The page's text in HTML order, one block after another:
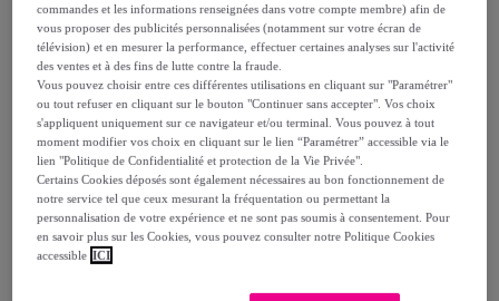
Livraison offerte par la marque
Livraison estimée: entre le12/08
Comment ça marche ?
Détails sur votre produit
commandes et les informations renseignées dans votre compte membre) afin de
vous proposer des publicités personnalisées (notamment sur votre écran de
télévision) et en mesurer la performance, effectuer certaines analyses sur l'activité
des ventes et à des fins de lutte contre la fraude.
Vous pouvez choisir entre ces différentes utilisations en cliquant sur "Paramétrer"
ou tout refuser en cliquant sur le bouton "Continuer sans accepter". Vos choix
s'appliquent uniquement sur ce navigateur et/ou terminal. Vous pouvez à tout
moment modifier vos choix en cliquant sur le lien “Paramétrer” accessible via le
lien "Politique de Confidentialité et protection de la Vie Privée".
Certains Cookies déposés sont également nécessaires au bon fonctionnement de
notre service tel que ceux mesurant la fréquentation ou permettant la
personnalisation de votre expérience et ne sont pas soumis à consentement. Pour
en savoir plus sur les Cookies, vous pouvez consulter notre Politique Cookies
accessible ICI